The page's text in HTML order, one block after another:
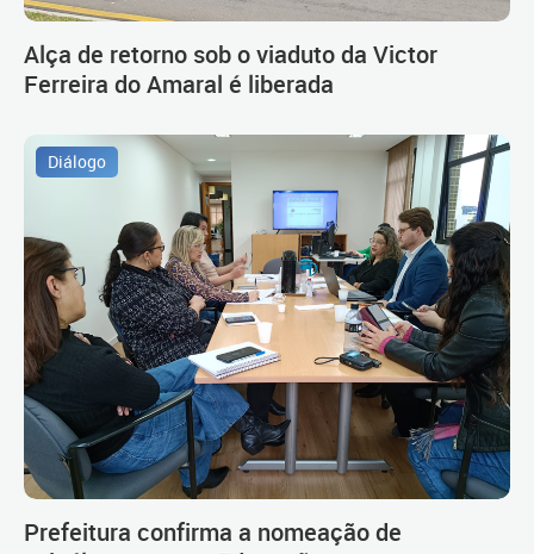
Alça de retorno sob o viaduto da Victor
Ferreira do Amaral é liberada
Diálogo
Prefeitura confirma a nomeação de